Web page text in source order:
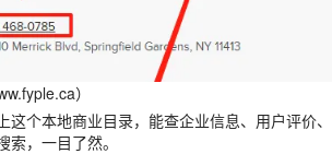
）
这个本地商业目录，能查企业信息、用户评价、
，一目了然。